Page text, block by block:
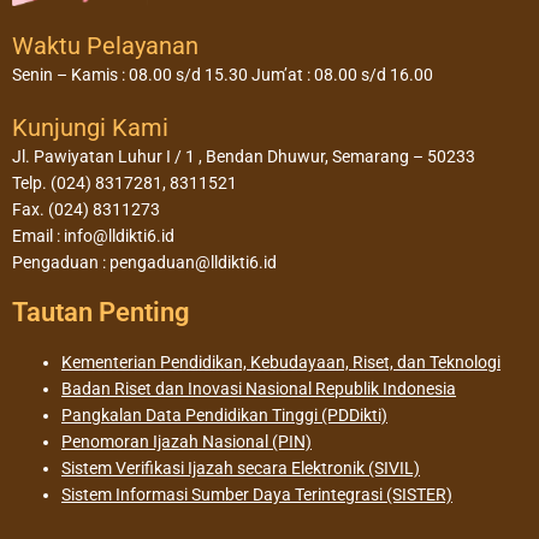
Waktu Pelayanan
Senin – Kamis : 08.00 s/d 15.30 Jum’at : 08.00 s/d 16.00
Kunjungi Kami
Jl. Pawiyatan Luhur I / 1 , Bendan Dhuwur, Semarang – 50233
Telp. (024) 8317281, 8311521
Fax. (024) 8311273
Email : info@lldikti6.id
Pengaduan : pengaduan@lldikti6.id
Tautan Penting
Kementerian Pendidikan, Kebudayaan, Riset, dan Teknologi
Badan Riset dan Inovasi Nasional Republik Indonesia
Pangkalan Data Pendidikan Tinggi (PDDikti)
Penomoran Ijazah Nasional (PIN)
Sistem Verifikasi Ijazah secara Elektronik (SIVIL)
Sistem Informasi Sumber Daya Terintegrasi (SISTER)